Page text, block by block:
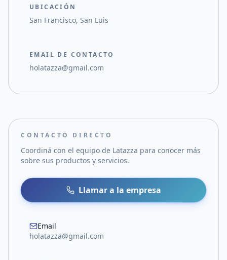
UBICACIÓN
San Francisco, San Luis
EMAIL DE CONTACTO
holatazza@gmail.com
CONTACTO DIRECTO
Coordiná con el equipo de Latazza para conocer más
sobre sus productos y servicios.
Llamar a la empresa
Email
holatazza@gmail.com